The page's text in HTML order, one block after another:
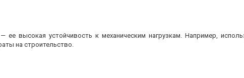
высокая устойчивость к механическим нагрузкам. Например,
на строительство.